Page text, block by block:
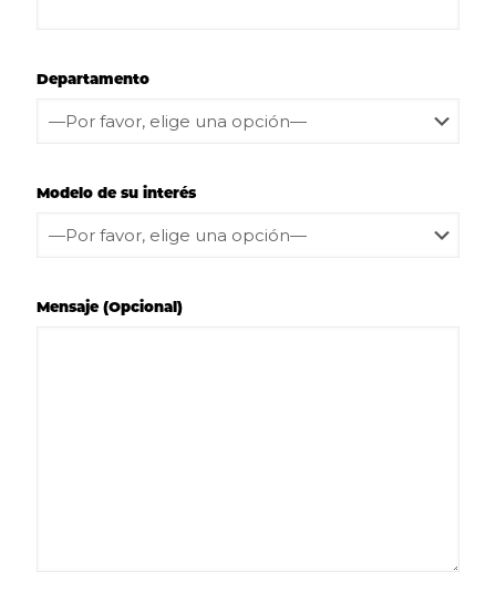
Departamento
Modelo de su interés
Mensaje (Opcional)